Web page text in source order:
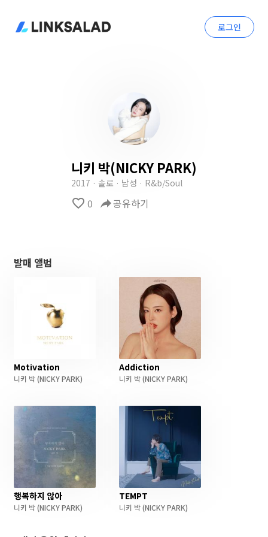
로그인
니키 박(NICKY PARK)
2017 · 솔로 · 남성 · R&b/Soul
favorite_border 0 reply공유하기
발매 앨범
Motivation
니키 박(NICKY PARK)
Addiction
니키 박(NICKY PARK)
행복하지 않아
니키 박(NICKY PARK)
TEMPT
니키 박(NICKY PARK)